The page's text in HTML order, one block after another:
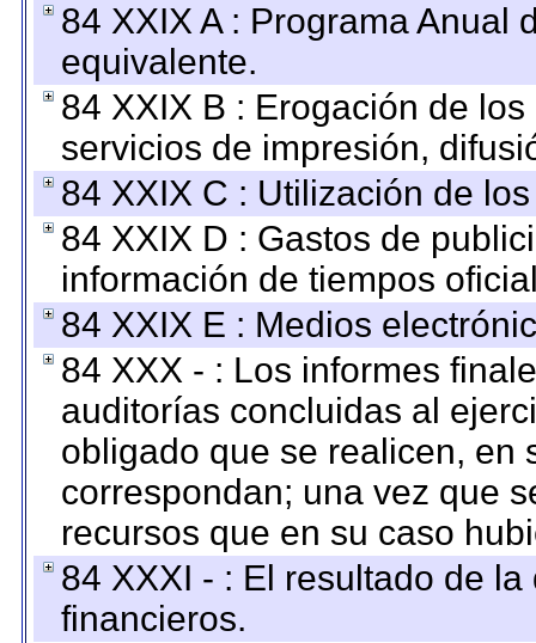
84 XXIX A : Programa Anual
equivalente.
84 XXIX B : Erogación de
servicios de impresión,
84 XXIX C : Utilización de
84 XXIX D : Gastos de
información de tiempos
84 XXIX E : Medios
84 XXX - : Los informes
auditorías concluidas al
obligado que se realicen, en
correspondan; una vez que
recursos que en su caso
84 XXXI - : El resultado de
financieros.